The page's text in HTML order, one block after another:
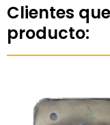
Clientes
producto: